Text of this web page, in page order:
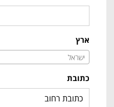
ארץ
ישראל
כתובת